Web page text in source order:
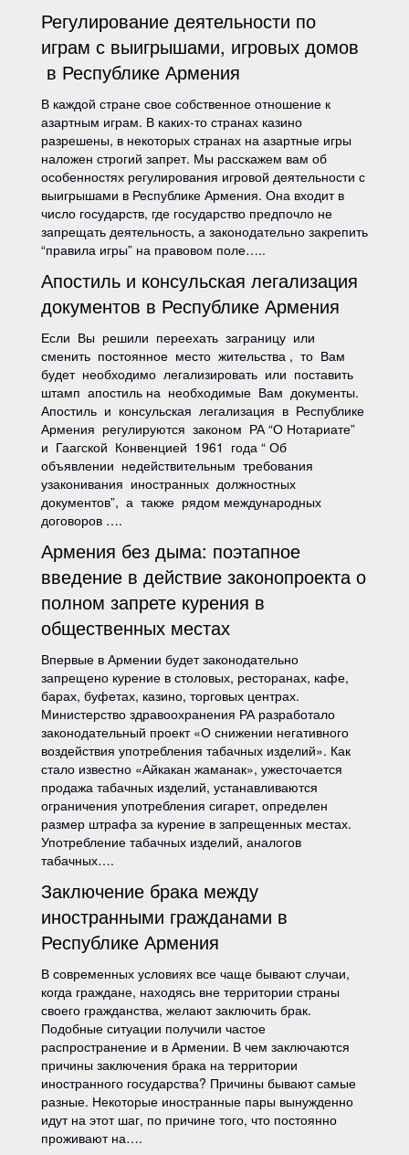
Регулирование деятельности по
играм с выигрышами, игровых домов
в Республике Армения
В каждой стране свое собственное отношение к
азартным играм. В каких-то странах казино
разрешены, в некоторых странах на азартные игры
наложен строгий запрет. Мы расскажем вам об
особенностях регулирования игровой деятельности с
выигрышами в Республике Армения. Она входит в
число государств, где государство предпочло не
запрещать деятельность, а законодательно закрепить
“правила игры” на правовом поле…..
Апостиль и консульская легализация
документов в Республике Армения
Если Вы решили переехать заграницу или
сменить постоянное место жительства , то Вам
будет необходимо легализировать или поставить
штамп апостиль на необходимые Вам документы.
Апостиль и консульская легализация в Республике
Армения регулируются законом РА “О Нотариате”
и Гаагской Конвенцией 1961 года “ Об
объявлении недействительным требования
узаконивания иностранных должностных
документов”, а также рядом международных
договоров ….
Армения без дыма: поэтапное
введение в действие законопроекта о
полном запрете курения в
общественных местах
Впервые в Армении будет законодательно
запрещено курение в столовых, ресторанах, кафе,
барах, буфетах, казино, торговых центрах.
Министерство здравоохранения РА разработало
законодательный проект «О снижении негативного
воздействия употребления табачных изделий». Как
стало известно «Айкакан жаманак», ужесточается
продажа табачных изделий, устанавливаются
ограничения употребления сигарет, определен
размер штрафа за курение в запрещенных местах.
Употребление табачных изделий, аналогов
табачных….
Заключение брака между
иностранными гражданами в
Республике Армения
В современных условиях все чаще бывают случаи,
когда граждане, находясь вне территории страны
своего гражданства, желают заключить брак.
Подобные ситуации получили частое
распространение и в Армении. В чем заключаются
причины заключения брака на территории
иностранного государства? Причины бывают самые
разные. Некоторые иностранные пары вынужденно
идут на этот шаг, по причине того, что постоянно
проживают на….